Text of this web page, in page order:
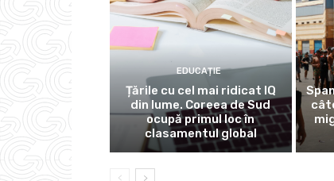
EDUCAȚIE
Țările cu cel mai ridicat IQ
din lume. Coreea de Sud
ocupă primul loc în
clasamentul global